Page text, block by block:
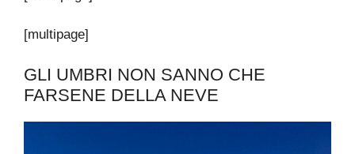
[multipage]
GLI UMBRI NON SANNO CHE
FARSENE DELLA NEVE